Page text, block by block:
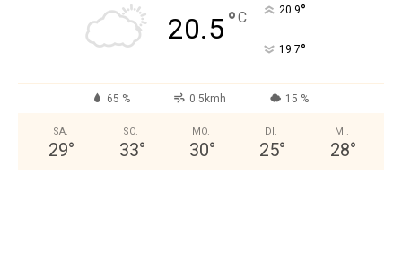
20.5°C 20.9°
19.7°
65 % 0.5kmh 15 %
SA.
29°
SO.
33°
MO.
30°
DI.
25°
MI.
28°